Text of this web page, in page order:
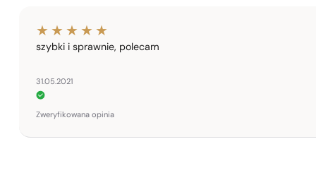
szybki i sprawnie, polecam
31.05.2021
Zweryfikowana opinia